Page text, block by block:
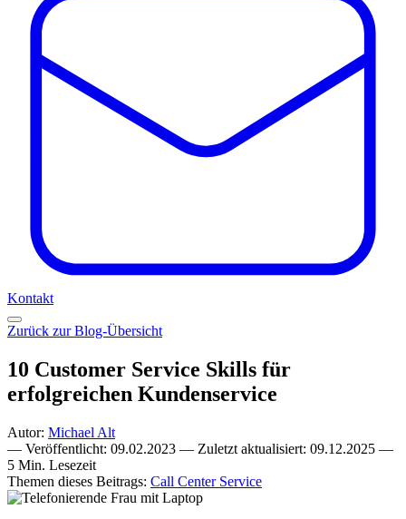
Kontakt
Zurück zur Blog-Übersicht
10 Customer Service Skills für
erfolgreichen Kundenservice
Autor: Michael Alt
— Veröffentlicht: 09.02.2023 — Zuletzt aktualisiert: 09.12.2025 —
5 Min. Lesezeit
Themen dieses Beitrags: Call Center Service